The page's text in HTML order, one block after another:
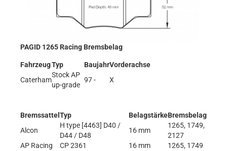
PAGID 1265 Racing Bremsbelag
FahrzeugTyp BaujahrVorderachse
Caterham
Stock AP
up-grade
97 - X
Bremssattel Typ BelagstärkeBremsbelag
Alcon
H type [4463] D40 /
D44 / D48
16 mm
1265, 1749,
2127
AP Racing
CP 2361 16 mm
1265, 1749